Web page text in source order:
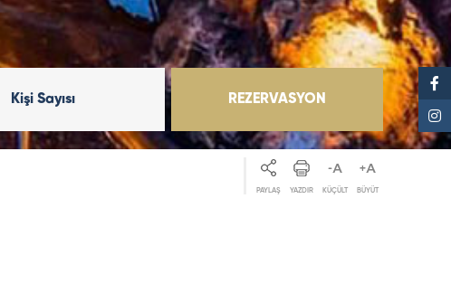
Kişi Sayısı REZERVASYON
PAYLAŞ YAZDIR KÜÇÜLT BÜYÜT